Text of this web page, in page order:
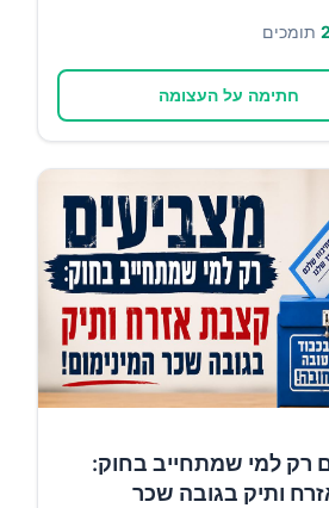
תומכים
חתימה על העצומה
רק למי שמתחייב בחוק:
ותיק בגובה שכר